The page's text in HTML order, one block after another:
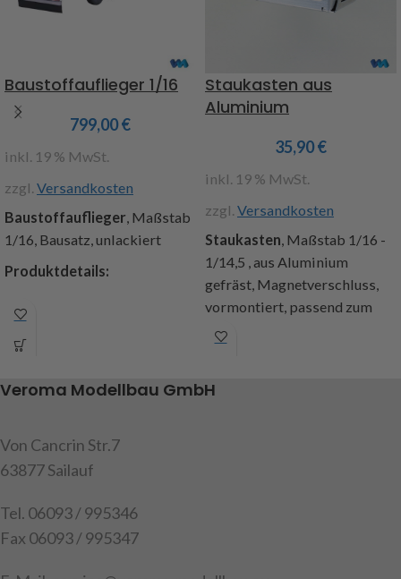
Baustoffauflieger 1/16
799,00€
inkl. 19 % MwSt.
zzgl. Versandkosten
Baustoffauflieger , Maßstab
1/16, Bausatz, unlackiert
Produktdetails:
Stahlrahmen in
Sandwichbauweise (3 und
SAF Achsaufhängung mit
wahlweise mit Höherlegung
Aluminium Felgen mit
Echtholzboden-Applikation
Staukasten aus
Aluminium
35,90€
inkl. 19 % MwSt.
zzgl. Versandkosten
Staukasten , Maßstab 1/16 -
1/14,5 , aus Aluminium
gefräst, Magnetverschluss,
vormontiert, passend zum
Baustoffauflieger Art.Nr.
60x34x42mm, mit Halterung
Veroma Modellbau GmbH
Von Cancrin Str.7
63877 Sailauf
Tel. 06093 / 995346
Fax 06093 / 995347